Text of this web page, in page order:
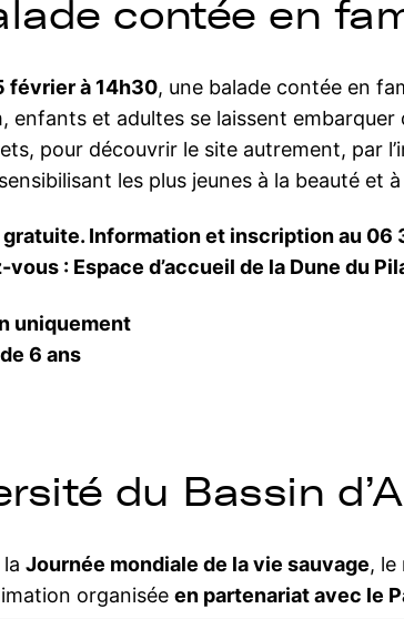
contée en
février à 14h30, une balade contée en
enfants et adultes se laissent
pour découvrir le site autrement, par
les plus jeunes à la beauté et
Information et inscription au 06
vous : Espace d’accueil de la Dune du
uniquement
6 ans
du Bassin
Journée mondiale de la vie sauvage,
organisée en partenariat avec le